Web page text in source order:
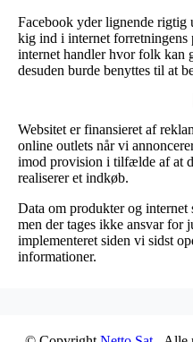
Facebook yder lignende rigtig
kig ind i internet forretningens
internet handler hvor folk kan
desuden burde benyttes til at
Websitet er finansieret af
online outlets når vi
imod provision i tilfælde af at
realiserer et indkøb.
Data om produkter og internet
men der tages ikke ansvar for
implementeret siden vi sidst
informationer.